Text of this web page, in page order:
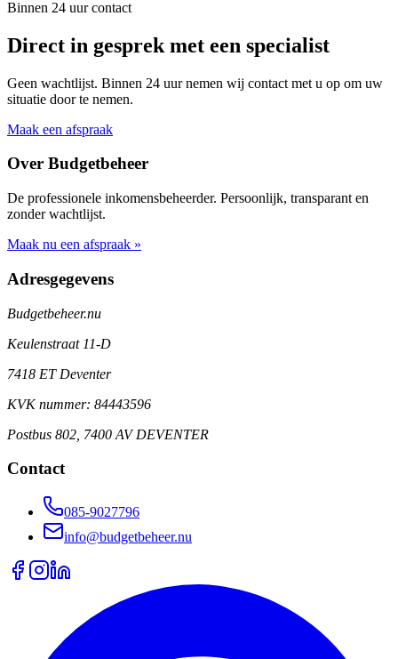
Binnen 24 uur contact
Direct in gesprek met een specialist
Geen wachtlijst. Binnen 24 uur nemen wij contact met u op om uw
situatie door te nemen.
Maak een afspraak
Over Budgetbeheer
De professionele inkomensbeheerder. Persoonlijk, transparant en
zonder wachtlijst.
Maak nu een afspraak »
Adresgegevens
Budgetbeheer.nu
Keulenstraat 11-D
7418 ET Deventer
KVK nummer: 84443596
Postbus 802, 7400 AV DEVENTER
Contact
085-9027796
info@budgetbeheer.nu